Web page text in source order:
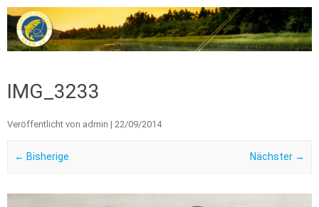
IMG_3233
Veröffentlicht von admin | 22/09/2014
← Bisherige Nächster →